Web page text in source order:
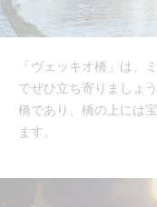
「ヴェッキオ橋」は、
でぜひ立ち寄りましょ
橋であり、橋の上には
ます。